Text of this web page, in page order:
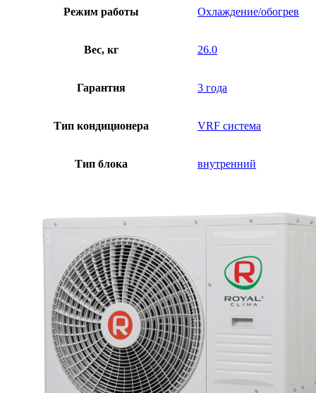
Режим работы Охлаждение/обогрев
Вес, кг 26.0
Гарантия 3 года
Тип кондиционера VRF система
Тип блока внутренний